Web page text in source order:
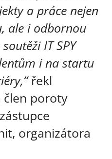
a práce nejen
ale i odbornou
IT SPY
i na startu
řekl
člen poroty
organizátora